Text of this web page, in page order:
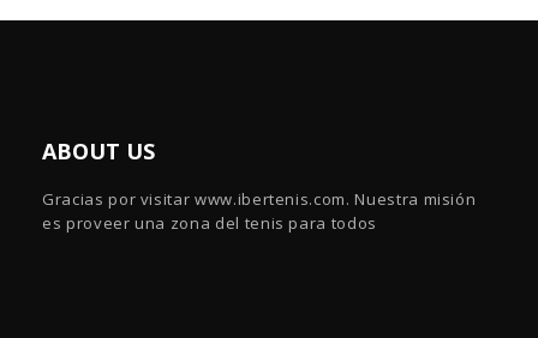
ABOUT US
Gracias por visitar www.ibertenis.com. Nuestra misión
es proveer una zona del tenis para todos